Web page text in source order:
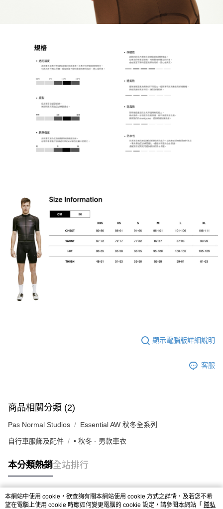
顯示電腦版詳細說明
客服
商品相關分類 (2)
Pas Normal Studios Essential AW 秋冬全系列
自行車服飾及配件 • 秋冬 - 男款車衣
本分類熱銷全站排行
熱門標籤
本網站中使用 cookie，欲查詢有關本網站使用 cookie 方式之詳情，及若您不希
望在電腦上使用 cookie 時應如何變更電腦的 cookie 設定，請參閱本網站「 隱私